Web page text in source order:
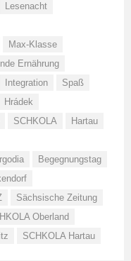
Lesenacht
Max-Klasse
Ernährung
Integration
Spaß
Hrádek
SCHKOLA
Hartau
Begegnungstag
Sächsische Zeitung
Oberland
SCHKOLA Hartau